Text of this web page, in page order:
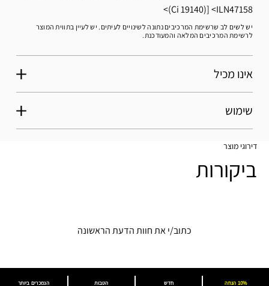
(Ci 19140)]
ILN47158
יש לשים לב שרשימת המרכיבים נתונה לשינויים לעיתים. יש לעיין בתווית המוצר
לרשימת המרכיבים המלאה והמעודכנת.
אינו מכיל
שימוש
דירוגי מוצר
ביקורות
כתוב/י את חוות הדעת הראשונה
הנמכרים ביותר הטבות חדש 10% הנחה